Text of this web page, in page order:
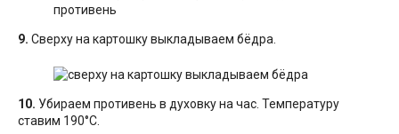
9. Сверху на картошку выкладываем бёдра.
10. Убираем противень в духовку на час. Температуру
ставим 190°С.